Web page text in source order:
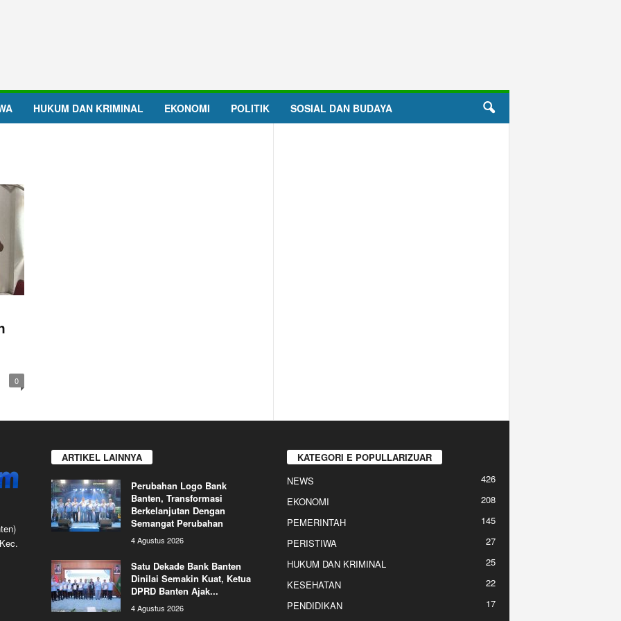
HUKUM DAN KRIMINAL EKONOMI POLITIK SOSIAL DAN BUDAYA
0
ARTIKEL LAINNYA
Perubahan Logo Bank
Banten, Transformasi
Berkelanjutan Dengan
Semangat Perubahan
4 Agustus 2026
Satu Dekade Bank Banten
Dinilai Semakin Kuat, Ketua
DPRD Banten Ajak...
4 Agustus 2026
KATEGORI E POPULLARIZUAR
NEWS
426
EKONOMI
208
PEMERINTAH
145
PERISTIWA
27
HUKUM DAN KRIMINAL
25
KESEHATAN
22
PENDIDIKAN
17